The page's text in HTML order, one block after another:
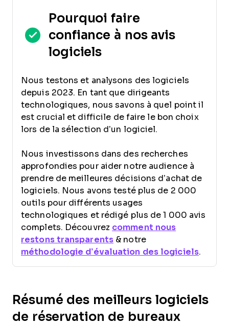
Pourquoi faire
confiance à nos avis
logiciels
Nous testons et analysons des logiciels
depuis 2023. En tant que dirigeants
technologiques, nous savons à quel point il
est crucial et difficile de faire le bon choix
lors de la sélection d’un logiciel.
Nous investissons dans des recherches
approfondies pour aider notre audience à
prendre de meilleures décisions d’achat de
logiciels. Nous avons testé plus de 2 000
outils pour différents usages
technologiques et rédigé plus de 1 000 avis
complets. Découvrez comment nous
restons transparents & notre
méthodologie d’évaluation des logiciels.
Résumé des meilleurs logiciels
de réservation de bureaux